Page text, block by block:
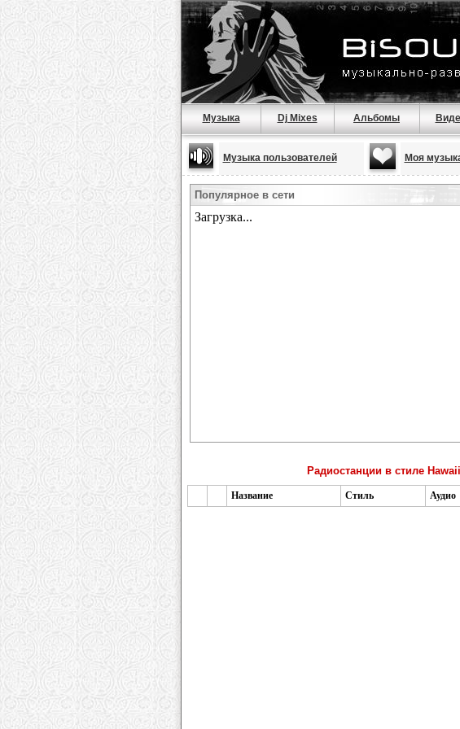
Музыка Dj Mixes Альбомы
Музыка пользователей Моя
Популярное в сети
Радиостанции в стиле
Название Стиль Аудио